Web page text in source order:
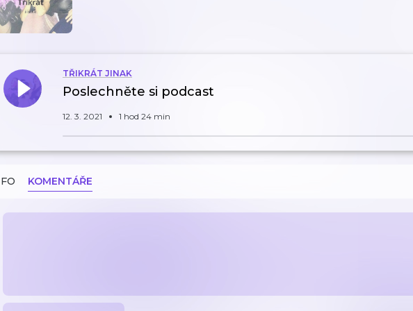
TŘIKRÁT JINAK
Poslechněte si podcast
12. 3. 2021 1 hod 24 min
KOMENTÁŘE